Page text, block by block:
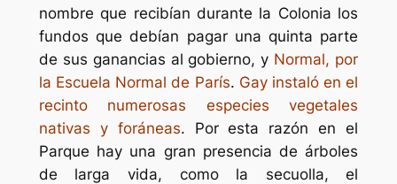
nombre que recibían durante la Colonia los
fundos que debían pagar una quinta parte
de sus ganancias al gobierno, y  Normal, por
la Escuela Normal de París. Gay instaló en el
recinto numerosas especies vegetales
nativas y foráneas. Por esta razón en el
Parque hay una gran presencia de árboles
de larga vida, como la secuolla, el